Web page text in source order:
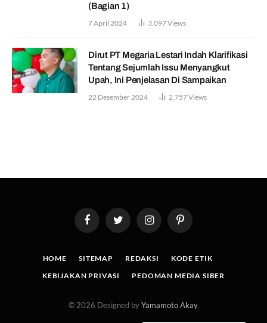
(Bagian 1)
7 April 2024 3,097Views
Dirut PT Megaria Lestari Indah Klarifikasi
Tentang Sejumlah Issu Menyangkut
Upah, Ini Penjelasan Di Sampaikan
22 Desember 2024 2,757Views
FacebookTwitter InstagramPinterest
HOME SITEMAP REDAKSI
KODE ETIK
KEBIJAKAN PRIVASI
PEDOMAN MEDIA SIBER
© 2026 Designed byYamamoto Akay.